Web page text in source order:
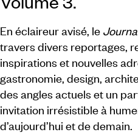
En éclaireur avisé, le
travers divers reportages,
inspirations et nouvelles
gastronomie, design,
des angles actuels et un
invitation irrésistible à
d’aujourd’hui et de demain.